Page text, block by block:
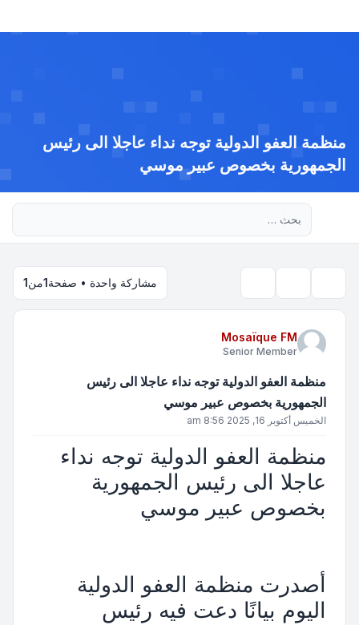
منظمة العفو الدولية توجه نداء عاجلا الى رئيس
الجمهورية بخصوص عبير موسي
مشاركة واحدة • صفحة1من1
Mosaïque FM
Senior Member
منظمة العفو الدولية توجه نداء عاجلا الى رئيس
الجمهورية بخصوص عبير موسي
الخميس أكتوبر 16, 2025 8:56 am
منظمة العفو الدولية توجه نداء
عاجلا الى رئيس الجمهورية
بخصوص عبير موسي
أصدرت منظمة العفو الدولية
اليوم بيانًا دعت فيه رئيس